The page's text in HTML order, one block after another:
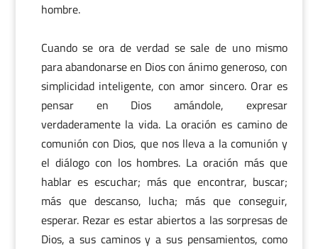
hombre.
Cuando se ora de verdad se sale de uno mismo
para abandonarse en Dios con ánimo generoso, con
simplicidad inteligente, con amor sincero. Orar es
pensar en Dios amándole, expresar
verdaderamente la vida. La oración es camino de
comunión con Dios, que nos lleva a la comunión y
el diálogo con los hombres. La oración más que
hablar es escuchar; más que encontrar, buscar;
más que descanso, lucha; más que conseguir,
esperar. Rezar es estar abiertos a las sorpresas de
Dios, a sus caminos y a sus pensamientos, como